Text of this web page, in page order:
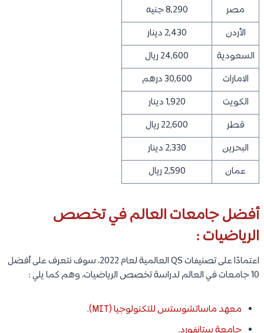
مصر
8,290 جنيه
الأردن
2,430 دينار
السعودية
24,600 ريال
الامارات
30,600 درهم
الكويت
1,920 دينار
قطر
22,600 ريال
البحرين
2,330 دينار
عمان
2,590 ريال
أفضل جامعات العالم في تخصص
الرياضيات :
اعتمادًا على تصنيفات QS العالمية لعام 2022، سوف نتعرف على أفضل
10 جامعات في العالم لدراسة تخصص الرياضيات، وهم كما يلي :
معهد ماساتشوستس للتكنولوجيا (MIT)
.